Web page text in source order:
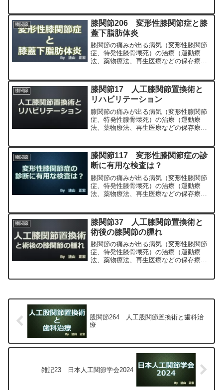
専門医（人工関節手術を専門）の塗山正
宏が色々と説明します。
膝関節
膝関節206 変形性膝関節症と膝
蓋下脂肪体炎
膝関節の痛みが出る病気（変形性膝関節
症、特発性膝骨壊死）の治療（運動療
法、薬物療法、再生医療などの保存療
専門医（人工関節手術を専門）の塗山正
宏が色々と説明します。
膝関節
膝関節17 人工膝関節置換術と
リハビリテーション
膝関節の痛みが出る病気（変形性膝関節
症、特発性膝骨壊死）の治療（運動療
法、薬物療法、再生医療などの保存療
専門医（人工関節手術を専門）の塗山正
宏が色々と説明します。
膝関節
膝関節117 変形性膝関節症の診
断に有用な検査は？
膝関節の痛みが出る病気（変形性膝関節
症、特発性膝骨壊死）の治療（運動療
法、薬物療法、再生医療などの保存療
専門医（人工関節手術を専門）の塗山正
宏が色々と説明します。
膝関節
膝関節37 人工膝関節置換術と
術後の膝関節の腫れ
膝関節の痛みが出る病気（変形性膝関節
症、特発性膝骨壊死）の治療（運動療
法、薬物療法、再生医療などの保存療
股関節264 人工股関節置換術と歯科治
療
雑記23 日本人工関節学会2024